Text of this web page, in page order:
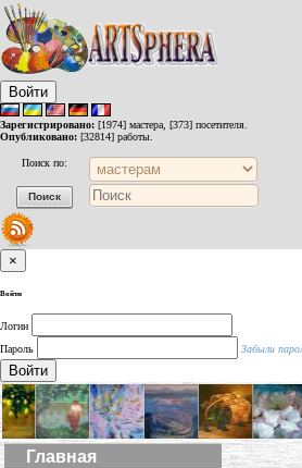
Войти
Зарегистрировано: [1974] мастера, [373] посетителя.
Опубликовано: [32814] работы.
Поиск по:
×
Войти
Логин
Пароль
Забыли
Войти
Главная